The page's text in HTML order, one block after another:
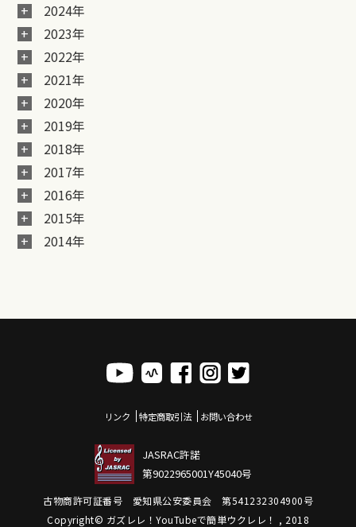
2024年
2023年
2022年
2021年
2020年
2019年
2018年
2017年
2016年
2015年
2014年
リンク 特定商取引法 お問い合わせ
JASRAC許諾
第9022965001Y45040号
古物商許可証番号 愛知県公安委員会 第541232304900号
Copyright© ガズレレ！YouTubeで簡単ウクレレ！ , 2018